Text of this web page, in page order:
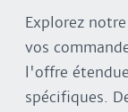
Explorez
vos
l'offre
spécifiques.